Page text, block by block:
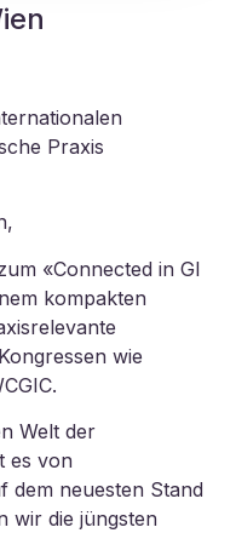
Praxis
«Connected in GI
kompakten
wie
Welt der
es von
dem neuesten Stand
wir die jüngsten